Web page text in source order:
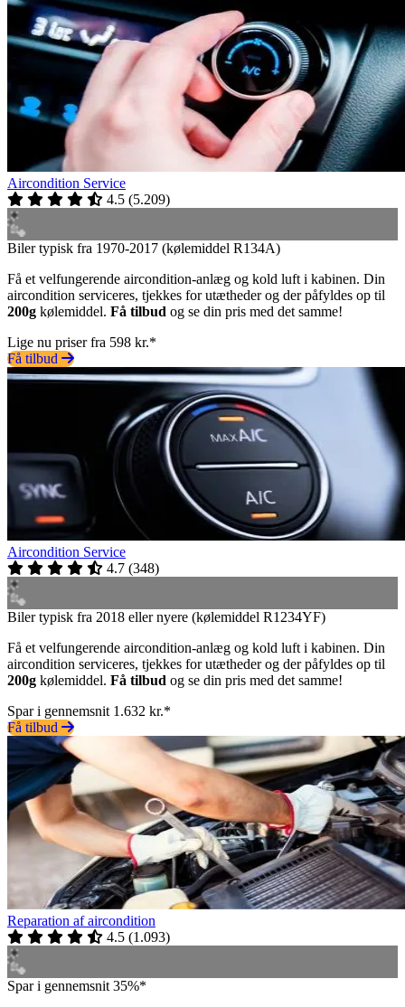
Aircondition Service
4.5 (5.209)
Biler typisk fra 1970-2017 (kølemiddel R134A)
Få et velfungerende aircondition-anlæg og kold luft i kabinen. Din
aircondition serviceres, tjekkes for utætheder og der påfyldes op til
200g kølemiddel. Få tilbud og se din pris med det samme!
Lige nu priser fra 598 kr.*
Få tilbud
Aircondition Service
4.7 (348)
Biler typisk fra 2018 eller nyere (kølemiddel R1234YF)
Få et velfungerende aircondition-anlæg og kold luft i kabinen. Din
aircondition serviceres, tjekkes for utætheder og der påfyldes op til
200g kølemiddel. Få tilbud og se din pris med det samme!
Spar i gennemsnit 1.632 kr.*
Få tilbud
Reparation af aircondition
4.5 (1.093)
Spar i gennemsnit 35%*